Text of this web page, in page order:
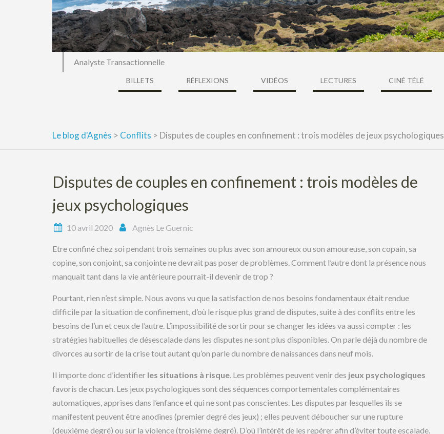
Analyste Transactionnelle
BILLETS RÉFLEXIONS VIDÉOS LECTURES CINÉ TÉLÉ
Le blog d'Agnès > Conflits > Disputes de couples en confinement : trois modèles de jeux psychologiques
Disputes de couples en confinement : trois modèles de
jeux psychologiques
10 avril 2020 Agnès Le Guernic
Etre confiné chez soi pendant trois semaines ou plus avec son amoureux ou son amoureuse, son copain, sa
copine, son conjoint, sa conjointe ne devrait pas poser de problèmes. Comment l’autre dont la présence nous
manquait tant dans la vie antérieure pourrait-il devenir de trop ?
Pourtant, rien n’est simple. Nous avons vu que la satisfaction de nos besoins fondamentaux était rendue
difficile par la situation de confinement, d’où le risque plus grand de disputes, suite à des conflits entre les
besoins de l’un et ceux de l’autre. L’impossibilité de sortir pour se changer les idées va aussi compter : les
stratégies habituelles de désescalade dans les disputes ne sont plus disponibles. On parle déjà du nombre de
divorces au sortir de la crise tout autant qu’on parle du nombre de naissances dans neuf mois.
Il importe donc d’identifier les situations à risque. Les problèmes peuvent venir des jeux psychologiques
favoris de chacun. Les jeux psychologiques sont des séquences comportementales complémentaires
automatiques, apprises dans l’enfance et qui ne sont pas conscientes. Les disputes par lesquelles ils se
manifestent peuvent être anodines (premier degré des jeux) ; elles peuvent déboucher sur une rupture
(deuxième degré) ou sur la violence (troisième degré). D’où l’intérêt de les repérer afin d’éviter toute escalade.